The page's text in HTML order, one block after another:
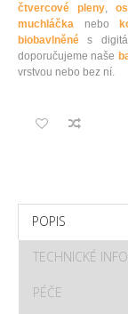
čtvercové pleny,
muchláčka nebo
biobavlněné s
doporučujeme naše
vrstvou nebo bez ní.
POPIS
TECHNICKÉ
PÉČE